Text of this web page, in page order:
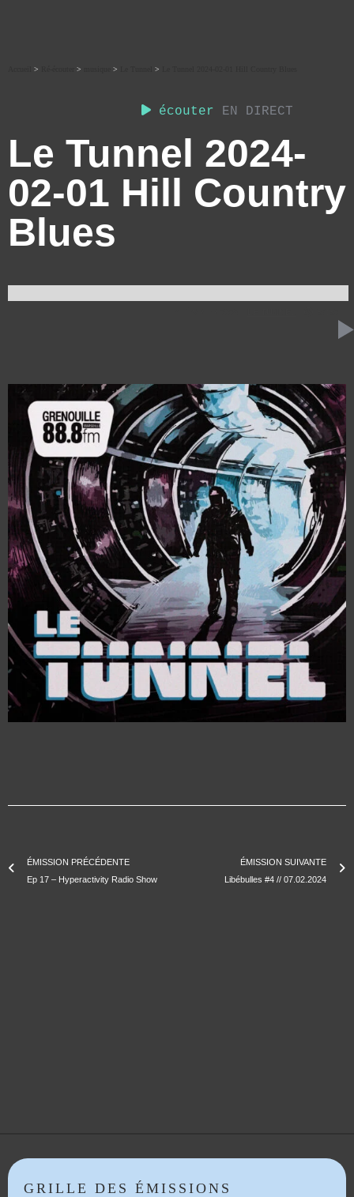
écouter EN DIRECT
> > > >
Le Tunnel 2024-
02-01 Hill Country
Blues
ÉMISSION PRÉCÉDENTE
Ep 17 – Hyperactivity Radio Show
ÉMISSION SUIVANTE
Libébulles #4 // 07.02.2024
GRILLE DES ÉMISSIONS